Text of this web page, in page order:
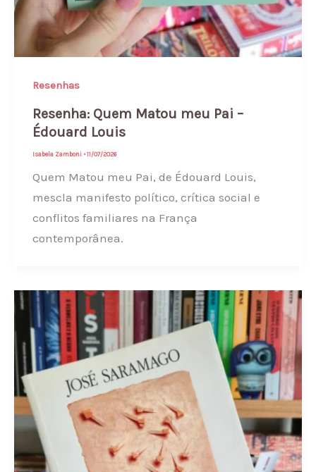
Resenhas
Resenha: Quem Matou meu Pai –
Édouard Louis
Isabela Zamboni •11/07/2026
Quem Matou meu Pai, de Édouard Louis,
mescla manifesto político, crítica social e
conflitos familiares na França
contemporânea.